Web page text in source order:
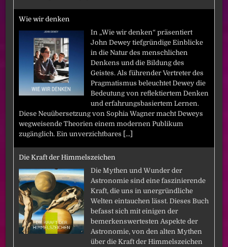
Wie wir denken
In „Wie wir denken“ präsentiert
John Dewey tiefgründige Einblicke
in die Natur des menschlichen
Denkens und die Bildung des
Geistes. Als führender Vertreter des
Pragmatismus beleuchtet Dewey die
Bedeutung von reflektiertem Denken
und erfahrungsbasiertem Lernen.
Diese Neuübersetzung von Sophia Wagner macht Deweys
wegweisende Theorien einem modernen Publikum
zugänglich. Ein unverzichtbares [...]
Die Kraft der Himmelszeichen
Die Mythen und Wunder der
Astronomie sind eine faszinierende
Kraft, die uns in unergründliche
Welten eintauchen lässt. Dieses Buch
befasst sich mit einigen der
bemerkenswertesten Aspekte der
Astronomie, von den alten Mythen
über die Kraft der Himmelszeichen